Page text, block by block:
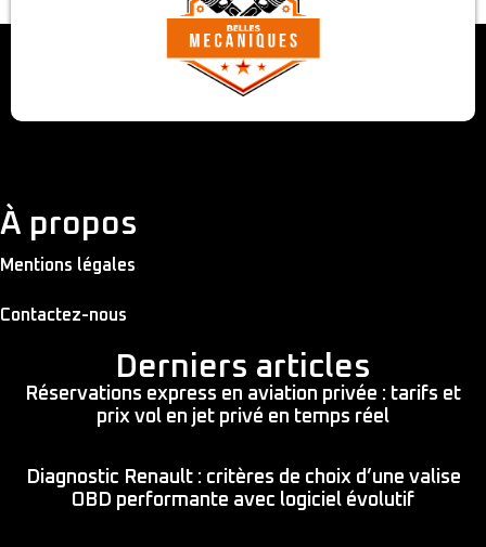
À propos
Mentions légales
Contactez-nous
Derniers articles
Réservations express en aviation privée : tarifs et
prix vol en jet privé en temps réel
Diagnostic Renault : critères de choix d’une valise
OBD performante avec logiciel évolutif